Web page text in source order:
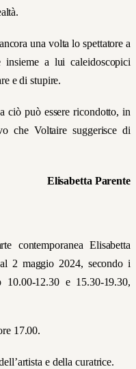
una volta lo spettatore a
insieme a lui caleidoscopici
e di stupire.
ciò può essere ricondotto, in
che Voltaire suggerisce di
Elisabetta Parente
contemporanea Elisabetta
2 maggio 2024, secondo i
12.30 e 15.30-19.30,
17.00.
e della curatrice.